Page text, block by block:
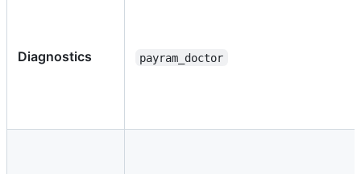
Diagnostics payram_doctor